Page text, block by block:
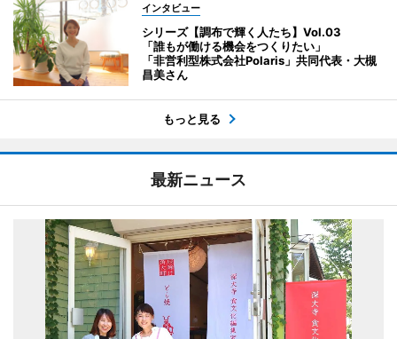
インタビュー
シリーズ【調布で輝く人たち】Vol.03
「誰もが働ける機会をつくりたい」
「非営利型株式会社Polaris」共同代表・大槻
昌美さん
もっと見る
最新ニュース